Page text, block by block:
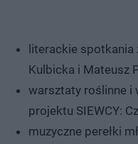
literackie
Kulbicka i Mateusz
warsztaty roślinne i
projektu SIEWCY:
muzyczne perełki